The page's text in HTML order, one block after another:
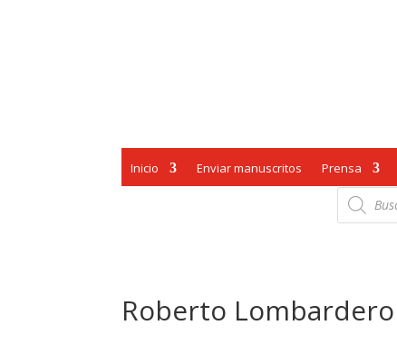
Inicio Enviar manuscritos Prensa
Búsqueda
de
productos
Roberto Lombardero